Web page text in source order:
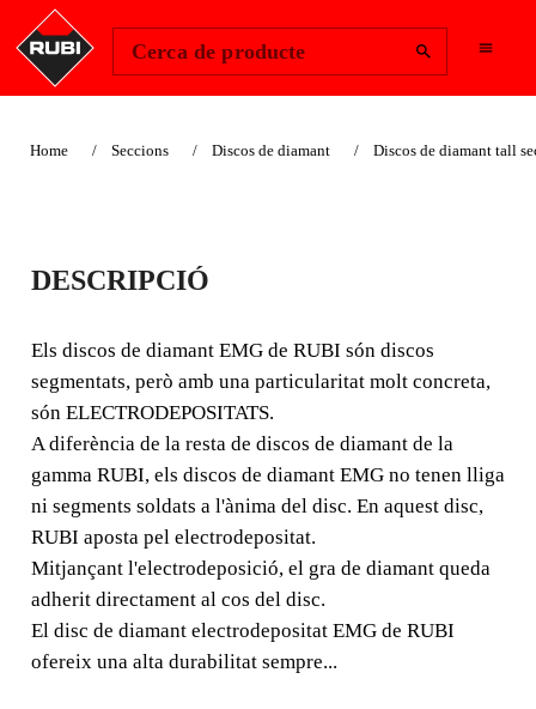
Cerca de producte
Home Seccions Discos de diamant Discos de diamant tall
DISC DIAMANT
MARBRE
ELECTRODEPOSITA
T - EMG
Els discos de diamant EMG de RUBI són discos
segmentats, però amb una particularitat molt concreta,
són ELECTRODEPOSITATS.
DESCRIPCIÓ
Els discos de diamant EMG de RUBI són discos
segmentats, però amb una particularitat molt concreta,
són ELECTRODEPOSITATS.
A diferència de la resta de discos de diamant de la
gamma RUBI, els discos de diamant EMG no tenen lliga
ni segments soldats a l'ànima del disc. En aquest disc,
RUBI aposta pel electrodepositat.
Mitjançant l'electrodeposició, el gra de diamant queda
adherit directament al cos del disc.
El disc de diamant electrodepositat EMG de RUBI
ofereix una alta durabilitat sempre...